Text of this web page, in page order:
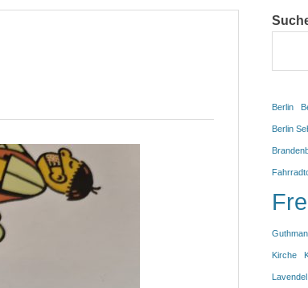
Berlin
Berlin
Kirche